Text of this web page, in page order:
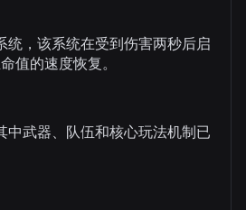
统，该系统在受到伤害两秒后启
值的速度恢复。
中武器、队伍和核心玩法机制已